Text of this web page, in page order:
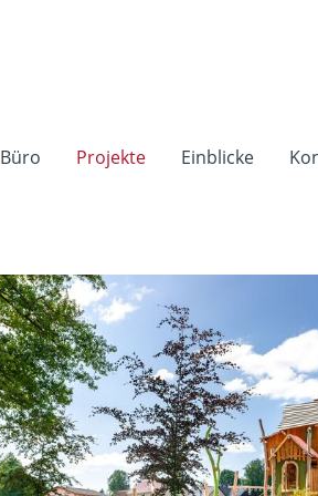
Büro Projekte Einblicke